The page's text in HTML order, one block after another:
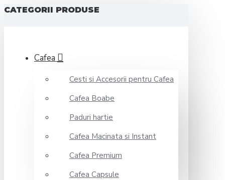
CATEGORII PRODUSE
Cafea
Cesti si Accesorii pentru Cafea
Cafea Boabe
Paduri hartie
Cafea Macinata si Instant
Cafea Premium
Cafea Capsule